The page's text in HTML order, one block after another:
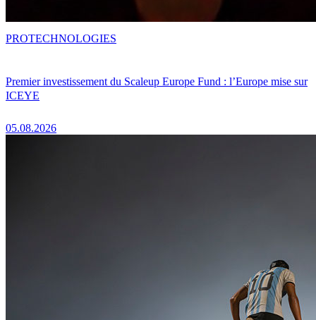
Premier investissement du Scaleup Europe Fund : l’Europe mise sur
ICEYE
05.08.2026
PROTECHNOLOGIES